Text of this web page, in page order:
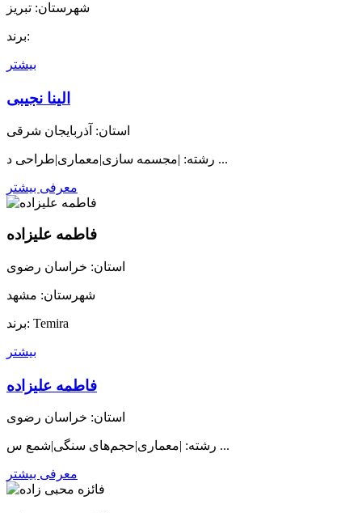
شهرستان: تبریز
برند:
بیشتر
الینا نجیبی
استان: آذربایجان شرقی
رشته: |مجسمه سازی|معماری|طراحی د ...
معرفی بیشتر
فاطمه علیزاده
استان: خراسان رضوی
شهرستان: مشهد
برند: Temira
بیشتر
فاطمه علیزاده
استان: خراسان رضوی
رشته: |معماری|حجم‌های سنگی|شمع س ...
معرفی بیشتر